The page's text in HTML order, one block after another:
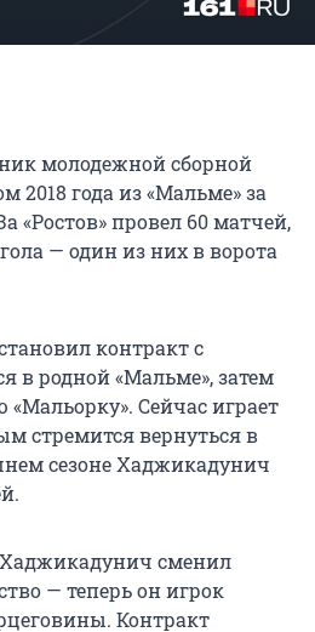
молодежной сборной
года из «Мальме» за
«Ростов» провел 60 матчей,
— один из них в ворота
контракт с
в родной «Мальме», затем
Сейчас играет
стремится вернуться в
сезоне Хаджикадунич
Хаджикадунич сменил
— теперь он игрок
Контракт